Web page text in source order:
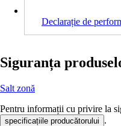
Declarație de
Siguranța
Salt zonă
Pentru informații cu privire la
specificațiile producătorului .